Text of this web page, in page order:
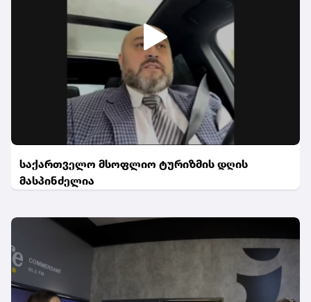
საქართველო მსოფლიო ტურიზმის დღის
მასპინძელია